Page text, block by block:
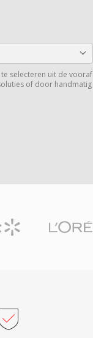
selecteren uit de vooraf
of door handmatig